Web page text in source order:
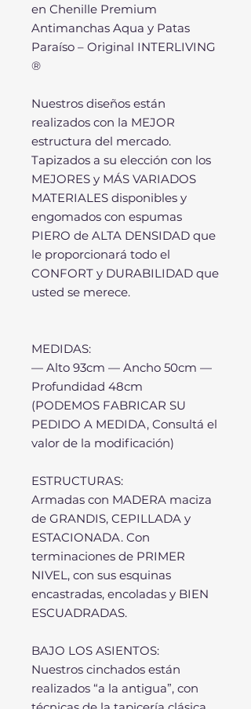
en Chenille Premium
Antimanchas Aqua y Patas
Paraíso – Original INTERLIVING
®
Nuestros diseños están
realizados con la MEJOR
estructura del mercado.
Tapizados a su elección con los
MEJORES y MÁS VARIADOS
MATERIALES disponibles y
engomados con espumas
PIERO de ALTA DENSIDAD que
le proporcionará todo el
CONFORT y DURABILIDAD que
usted se merece.
MEDIDAS:
— Alto 93cm — Ancho 50cm —
Profundidad 48cm
(PODEMOS FABRICAR SU
PEDIDO A MEDIDA, Consultá el
valor de la modificación)
ESTRUCTURAS:
Armadas con MADERA maciza
de GRANDIS, CEPILLADA y
ESTACIONADA. Con
terminaciones de PRIMER
NIVEL, con sus esquinas
encastradas, encoladas y BIEN
ESCUADRADAS.
BAJO LOS ASIENTOS:
Nuestros cinchados están
realizados “a la antigua”, con